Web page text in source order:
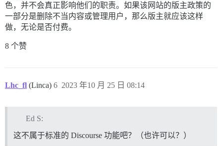
色，并不会真正影响他们的职责。如果该网站的版主政策的
一部分是删除不当内容或管理用户，那么版主就应该这样
做，无论是否付费。
8 个赞
Lhc_fl (Linca) 2023 年10 月 25 日 08:14
6
Ed S:
这不属于标准的 Discourse 功能吧？（也许可以？）